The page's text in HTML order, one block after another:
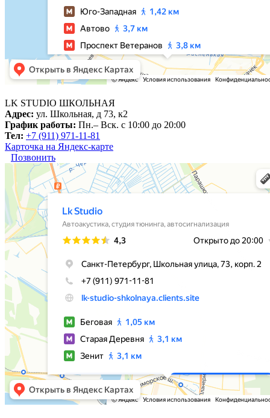
LK STUDIO ШКОЛЬНАЯ
Адрес: ул. Школьная, д 73, к2
График работы: Пн.– Вск. с 10:00 до 20:00
Тел: +7 (911) 971-11-81
Карточка на Яндекс-карте
Позвонить